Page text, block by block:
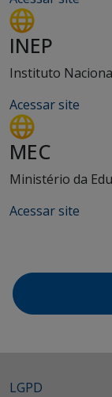
INEP
Instituto
Acessar site
MEC
Ministério da
Acessar site
LGPD